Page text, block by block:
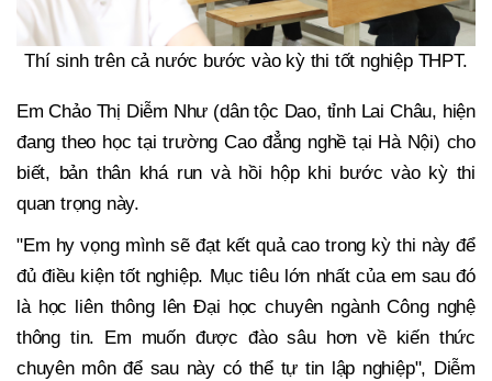
Thí sinh trên cả nước bước vào kỳ thi tốt nghiệp THPT.
Em Chảo Thị Diễm Như (dân tộc Dao, tỉnh Lai Châu, hiện
đang theo học tại trường Cao đẳng nghề tại Hà Nội) cho
biết, bản thân khá run và hồi hộp khi bước vào kỳ thi
quan trọng này.
"Em hy vọng mình sẽ đạt kết quả cao trong kỳ thi này để
đủ điều kiện tốt nghiệp. Mục tiêu lớn nhất của em sau đó
là học liên thông lên Đại học chuyên ngành Công nghệ
thông tin. Em muốn được đào sâu hơn về kiến thức
chuyên môn để sau này có thể tự tin lập nghiệp", Diễm